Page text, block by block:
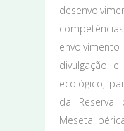
divulgação
ecológico,
da Reserva
Meseta